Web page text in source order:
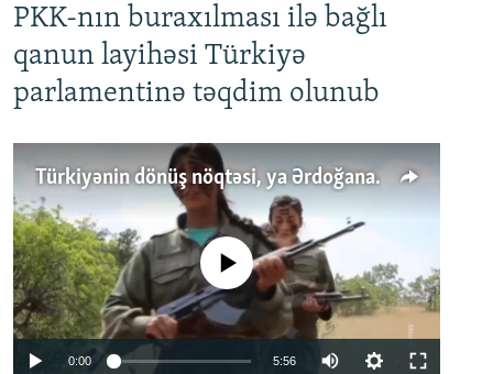
PKK-nın buraxılması ilə bağlı
qanun layihəsi Türkiyə
parlamentinə təqdim olunub
Türkiyənin dönüş nöqtəsi, ya Ərdoğana üçüncü şans: PKK ilə qəfil barışıq nə deməkdir?
No media source currently available
0:00 5:56